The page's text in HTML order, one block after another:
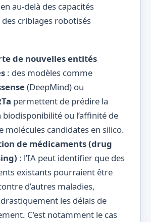
au-delà des capacités
criblages robotisés
de nouvelles entités
: des modèles comme
(DeepMind) ou
permettent de prédire la
ou l’affinité de
molécules candidates en silico.
de médicaments (drug
: l’IA peut identifier que des
existants pourraient être
d’autres maladies,
les délais de
C’est notamment le cas